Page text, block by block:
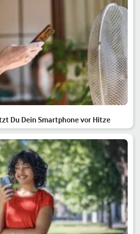
Du Dein Smartphone vor Hitze